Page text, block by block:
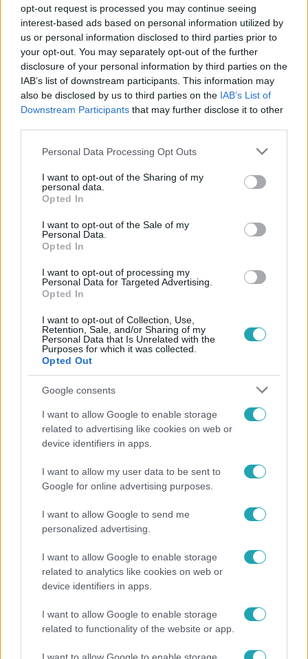
opt-out request is processed you may continue seeing
interest-based ads based on personal information utilized by
us or personal information disclosed to third parties prior to
your opt-out. You may separately opt-out of the further
disclosure of your personal information by third parties on the
IAB’s list of downstream participants. This information may
also be disclosed by us to third parties on the IAB’s List of
Downstream Participants that may further disclose it to other
Please note that this website/app uses one or more Google
not limited to your visit or usage behaviour. You may click to
grant or deny consent to Google and its third-party tags to
use your data for below specified purposes in below Google
consent section.
Personal Data Processing Opt Outs
I want to opt-out of the Sharing of my
personal data.
Opted In
I want to opt-out of the Sale of my
Personal Data.
Opted In
I want to opt-out of processing my
Personal Data for Targeted Advertising.
Opted In
I want to opt-out of Collection, Use,
Retention, Sale, and/or Sharing of my
Personal Data that Is Unrelated with the
Purposes for which it was collected.
Opted Out
Google consents
I want to allow Google to enable storage
related to advertising like cookies on web or
device identifiers in apps.
I want to allow my user data to be sent to
Google for online advertising purposes.
I want to allow Google to send me
personalized advertising.
I want to allow Google to enable storage
related to analytics like cookies on web or
device identifiers in apps.
I want to allow Google to enable storage
related to functionality of the website or app.
Követem
#BELFÖLD #HÁZON KÍVÜL #OROSZ-UKRÁN HÁBORÚ
MÁLTAI SZERETETSZOLGÁLAT
Hosszú Katinka a dokumentumfilmjében Shane
Tusupról: A medencében minden működött